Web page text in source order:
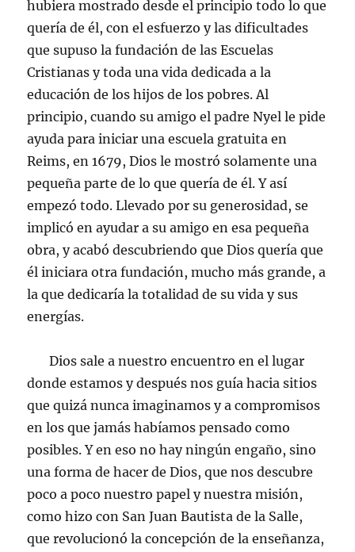
hubiera mostrado desde el principio todo lo que
quería de él, con el esfuerzo y las dificultades
que supuso la fundación de las Escuelas
Cristianas y toda una vida dedicada a la
educación de los hijos de los pobres. Al
principio, cuando su amigo el padre Nyel le pide
ayuda para iniciar una escuela gratuita en
Reims, en 1679, Dios le mostró solamente una
pequeña parte de lo que quería de él. Y así
empezó todo. Llevado por su generosidad, se
implicó en ayudar a su amigo en esa pequeña
obra, y acabó descubriendo que Dios quería que
él iniciara otra fundación, mucho más grande, a
la que dedicaría la totalidad de su vida y sus
energías.
Dios sale a nuestro encuentro en el lugar
donde estamos y después nos guía hacia sitios
que quizá nunca imaginamos y a compromisos
en los que jamás habíamos pensado como
posibles. Y en eso no hay ningún engaño, sino
una forma de hacer de Dios, que nos descubre
poco a poco nuestro papel y nuestra misión,
como hizo con San Juan Bautista de la Salle,
que revolucionó la concepción de la enseñanza,